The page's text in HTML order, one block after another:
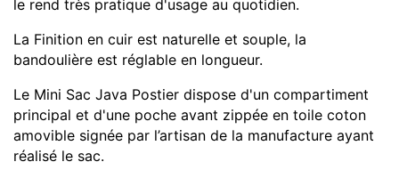
le rend très pratique d'usage au quotidien.
La Finition en cuir est naturelle et souple, la
bandoulière est réglable en longueur.
Le Mini Sac Java Postier dispose d'un compartiment
principal et d'une poche avant zippée en toile coton
amovible signée par l’artisan de la manufacture ayant
réalisé le sac.